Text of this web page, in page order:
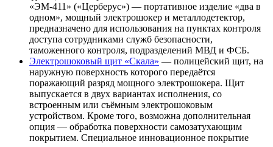
«ЭМ-411» («Церберус») — портативное изделие «два в
одном», мощный электрошокер и металлодетектор,
предназначено для использования на пунктах контроля
доступа сотрудниками служб безопасности,
таможенного контроля, подразделений МВД и ФСБ.
Электрошоковый щит «Скала» — полицейский щит, на
наружную поверхность которого передаётся
поражающий разряд мощного электрошокера. Щит
выпускается в двух вариантах исполнения, со
встроенным или съёмным электрошоковым
устройством. Кроме того, возможна дополнительная
опция — обработка поверхности самозатухающим
покрытием. Специальное инновационное покрытие